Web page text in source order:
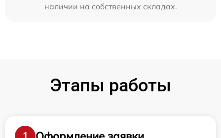
наличии на собственных складах.
Этапы работы